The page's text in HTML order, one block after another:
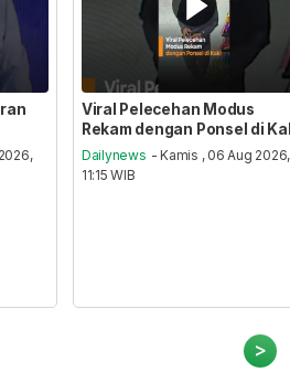
Viral Pelecehan Modus
Rekam dengan Ponsel di
Dailynews - Kamis , 06 Aug 2026,
11:15 WIB
>